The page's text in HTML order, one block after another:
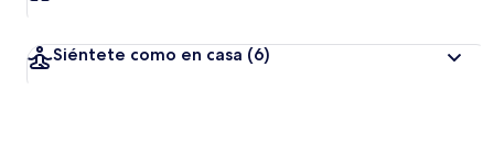
Siéntete como en casa (6)